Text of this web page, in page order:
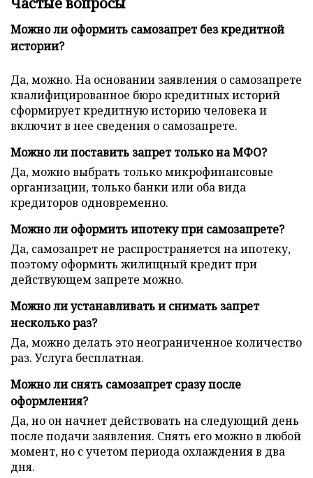
Можно ли оформить самозапрет без кредитной
истории?
Да, можно. На основании заявления о самозапрете
квалифицированное бюро кредитных историй
сформирует кредитную историю человека и
включит в нее сведения о самозапрете.
Можно ли поставить запрет только на МФО?
Да, можно выбрать только микрофинансовые
организации, только банки или оба вида
кредиторов одновременно.
Можно ли оформить ипотеку при самозапрете?
Да, самозапрет не распространяется на ипотеку,
поэтому оформить жилищный кредит при
действующем запрете можно.
Можно ли устанавливать и снимать запрет
несколько раз?
Да, можно делать это неограниченное количество
раз. Услуга бесплатная.
Можно ли снять самозапрет сразу после
оформления?
Да, но он начнет действовать на следующий день
после подачи заявления. Снять его можно в любой
момент, но с учетом периода охлаждения в два
дня.